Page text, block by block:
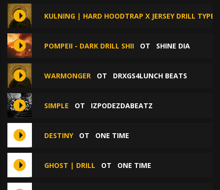
KULNING | HARD HOODTRAP X JERSEY DRILL TYPE
POMPEII - DARK DRILL SHII ОТ SHINE DIA
WARMONGER ОТ DRXGS4LUNCH BEATS
SIMPLE ОТ IZPODEZDABEATZ
DESTINYОТ ONE TIME
GHOST | DRILL ОТ ONE TIME